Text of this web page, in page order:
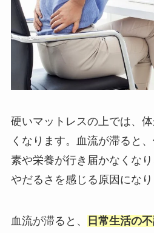
硬いマットレスの上では、
くなります。血流が滞ると
素や栄養が行き届かなくな
やだるさを感じる原因になり
血流が滞ると、
日常生活の